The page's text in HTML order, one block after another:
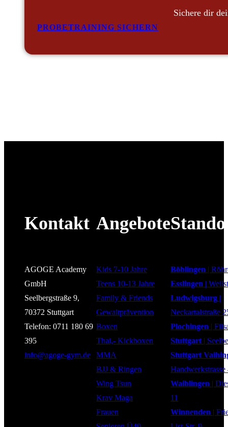
Sichere dir
PROBETRAINING SICHERN
Kontakt
AGOGE Academy
GmbH
Seelbergstraße 9,
70372 Stuttgart
Telefon: 0711 180 69
395
info@agoge-gym.de
Angebote
Kids 7-10 Jahre
Teens 10-13 Jahre
Family & Friends
Gewaltprävention
Boxen
Thai,- Kickboxen
MMA
BJJ & Ringen
Wing Tsun
Krav Maga
Frauen
Böblingen |
Esslingen |
Ludwigsburg |
Neckartalstraße
Plochingen |
Stuttgart |
Stuttgart
Handwerkstrasse
Waiblingen |
11
Winnenden |